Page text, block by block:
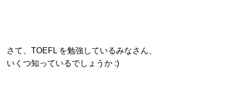
さて、TOEFL を勉強しているみなさん、
いくつ知っているでしょうか :)